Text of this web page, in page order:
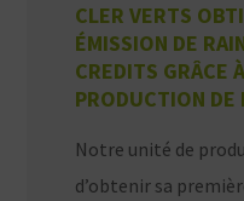
CLER VERTS
ÉMISSION DE
CREDITS GRÂCE
PRODUCTION DE
Notre unité de
d’obtenir sa